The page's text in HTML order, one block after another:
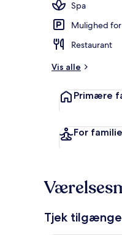
Spa
Mulighed
Restaurant
Vis alle
Primære
For
Tjek